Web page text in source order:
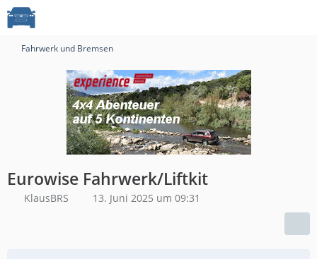
Fahrwerk und Bremsen
Eurowise Fahrwerk/Liftkit
KlausBRS 13. Juni 2025 um 09:31